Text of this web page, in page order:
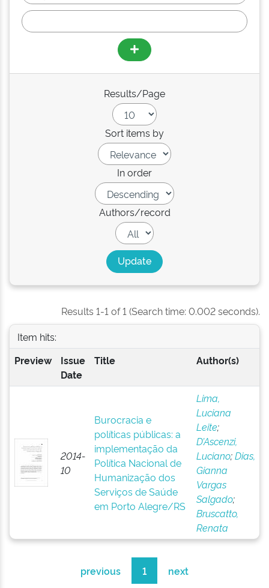
Results/Page
Sort items by
In order
Authors/record
Results 1-1 of 1 (Search time: 0.002 seconds).
Item hits:
Preview
Issue
Date
Title Author(s)
2014-
10
Burocracia e
políticas públicas: a
implementação da
Política Nacional de
Humanização dos
Serviços de Saúde
em Porto Alegre/RS
Lima,
Luciana
Leite;
D’Ascenzi,
Luciano;Dias,
Gianna
Vargas
Salgado;
Bruscatto,
Renata
previous 1 next